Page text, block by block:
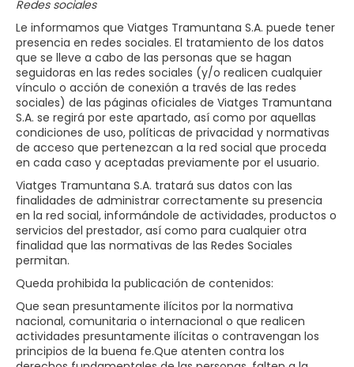
Redes sociales
Le informamos que Viatges Tramuntana S.A.​​ puede tener
presencia en redes sociales. El tratamiento de los datos
que se lleve a cabo de las personas que se hagan
seguidoras en las redes sociales (y/o realicen cualquier
vínculo o acción de conexión a través de las redes
sociales) de las páginas oficiales de Viatges Tramuntana
S.A.​​ se regirá por este apartado, así como por aquellas
condiciones de uso, políticas de privacidad y normativas
de acceso que pertenezcan a la red social que proceda
en cada caso y aceptadas previamente por el usuario.
Viatges Tramuntana S.A.​​ tratará sus datos con las
finalidades de administrar correctamente su presencia
en la red social, informándole de actividades, productos o
servicios del prestador, así como para cualquier otra
finalidad que las normativas de las Redes Sociales
permitan.
Queda prohibida la publicación de contenidos:
Que sean presuntamente ilícitos por la normativa
nacional, comunitaria o internacional o que realicen
actividades presuntamente ilícitas o contravengan los
principios de la buena fe.Que atenten contra los